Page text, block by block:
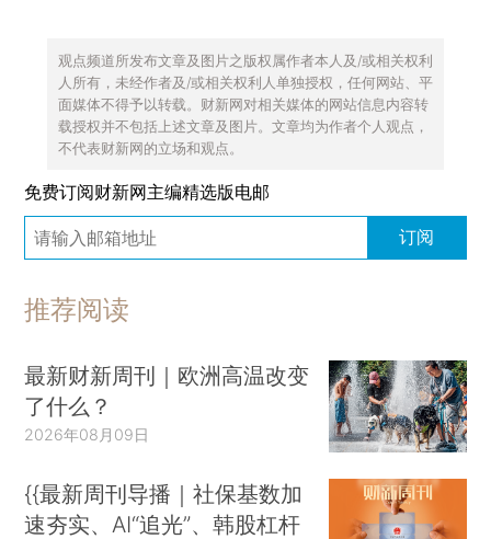
观点频道所发布文章及图片之版权属作者本人及/或相关权利
人所有，未经作者及/或相关权利人单独授权，任何网站、平
面媒体不得予以转载。财新网对相关媒体的网站信息内容转
载授权并不包括上述文章及图片。文章均为作者个人观点，
不代表财新网的立场和观点。
免费订阅财新网主编精选版电邮
订阅
推荐阅读
最新财新周刊｜欧洲高温改变
了什么？
2026年08月09日
{{最新周刊导播｜社保基数加
速夯实、AI“追光”、韩股杠杆